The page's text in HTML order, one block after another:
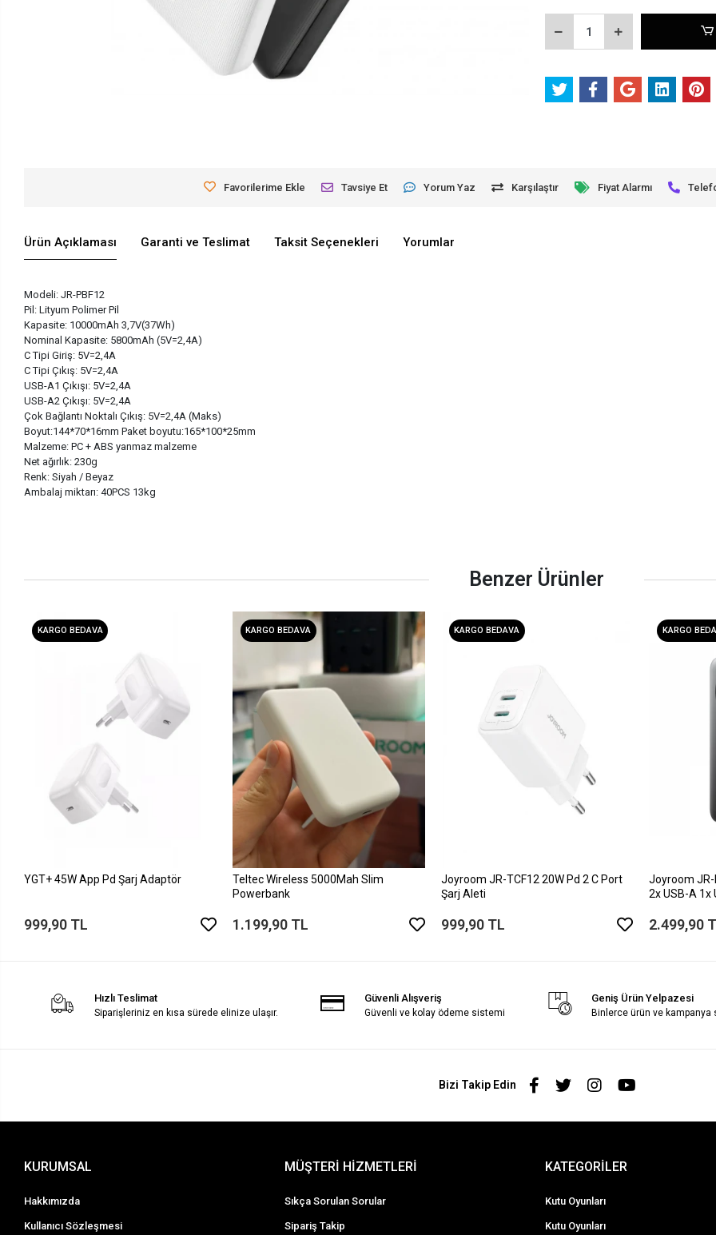
Favorilerime Ekle Tavsiye Et Yorum Yaz Karşılaştır Fiyat Alarmı
Ürün Açıklaması Garanti ve Teslimat Taksit Seçenekleri Yorumlar
Modeli: JR-PBF12
Pil: Lityum Polimer Pil
Kapasite: 10000mAh 3,7V(37Wh)
Nominal Kapasite: 5800mAh (5V=2,4A)
C Tipi Giriş: 5V=2,4A
C Tipi Çıkış: 5V=2,4A
USB-A1 Çıkışı: 5V=2,4A
USB-A2 Çıkışı: 5V=2,4A
Çok Bağlantı Noktalı Çıkış: 5V=2,4A (Maks)
Boyut:144*70*16mm Paket boyutu:165*100*25mm
Malzeme: PC + ABS yanmaz malzeme
Net ağırlık: 230g
Renk: Siyah / Beyaz
Ambalaj miktarı: 40PCS 13kg
Benzer Ürünler
KARGO BEDAVA
YGT+ 45W App Pd Şarj Adaptör
999,90 TL
KARGO BEDAVA
Teltec Wireless 5000Mah Slim
Powerbank
1.199,90 TL
KARGO BEDAVA
Joyroom JR-TCF12 20W Pd 2 C Port
Şarj Aleti
999,90 TL
KARGO
Joyroom JR-
2x USB-A 1x
2.499,90
Hızlı Teslimat
Siparişleriniz en kısa sürede elinize ulaşır.
Güvenli Alışveriş
Güvenli ve kolay ödeme sistemi
Geniş Ürün Yelpazesi
Binlerce ürün ve kampanya
Bizi Takip Edin
KURUMSAL
Hakkımızda
Kullanıcı Sözleşmesi
MÜŞTERİ HİZMETLERİ
Sıkça Sorulan Sorular
Sipariş Takip
KATEGORİLER
Kutu Oyunları
Kutu Oyunları